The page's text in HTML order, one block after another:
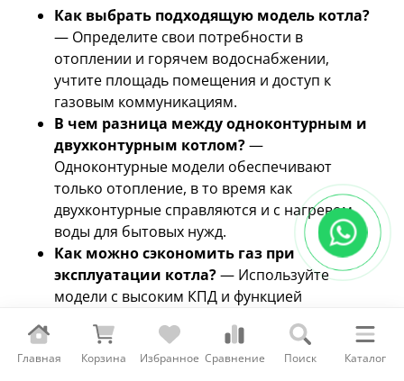
Главная Корзина Избранное Сравнение Поиск Каталог
Как выбрать подходящую модель котла?
— Определите свои потребности в
отоплении и горячем водоснабжении,
учтите площадь помещения и доступ к
газовым коммуникациям.
В чем разница между одноконтурным и
двухконтурным котлом?—
Одноконтурные модели обеспечивают
только отопление, в то время как
двухконтурные справляются и с нагревом
воды для бытовых нужд.
Как можно сэкономить газ при
эксплуатации котла?— Используйте
модели с высоким КПД и функцией
оптимальную температуру и занимайтесь
регулярным обслуживанием котла.